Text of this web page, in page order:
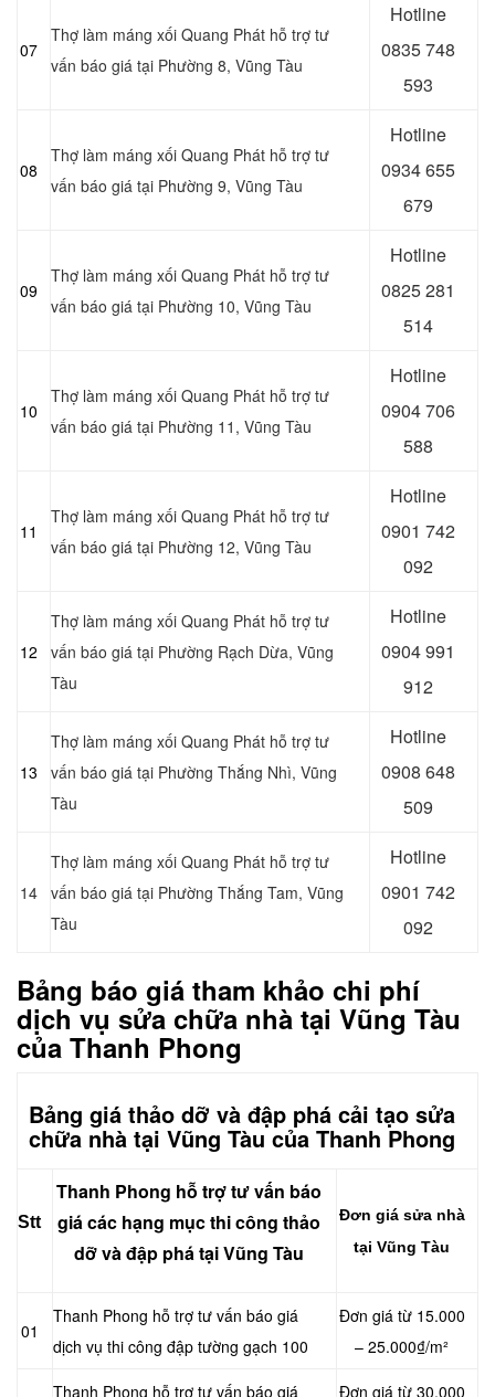
07
Thợ làm máng xối Quang Phát hỗ trợ tư
vấn báo giá tại Phường 8, Vũng Tàu
Hotline
0835 748
593
08
Thợ làm máng xối Quang Phát hỗ trợ tư
vấn báo giá tại Phường 9, Vũng Tàu
Hotline
0934 655
679
09
Thợ làm máng xối Quang Phát hỗ trợ tư
vấn báo giá tại Phường 10, Vũng Tàu
Hotline
0825 281
514
10
Thợ làm máng xối Quang Phát hỗ trợ tư
vấn báo giá tại Phường 11, Vũng Tàu
Hotline
0904 706
588
11
Thợ làm máng xối Quang Phát hỗ trợ tư
vấn báo giá tại Phường 12, Vũng Tàu
Hotline
0901 742
092
12
Thợ làm máng xối Quang Phát hỗ trợ tư
vấn báo giá tại Phường Rạch Dừa, Vũng
Tàu
Hotline
0904 991
912
13
Thợ làm máng xối Quang Phát hỗ trợ tư
vấn báo giá tại Phường Thắng Nhì, Vũng
Tàu
Hotline
0908 648
509
14
Thợ làm máng xối Quang Phát hỗ trợ tư
vấn báo giá tại Phường Thắng Tam, Vũng
Tàu
Hotline
0901 742
092
Bảng báo giá tham khảo chi phí
dịch vụ sửa chữa nhà tại Vũng Tàu
của Thanh Phong
Bảng giá thảo dỡ và đập phá cải tạo sửa
chữa nhà tại Vũng Tàu của Thanh Phong
Stt
Thanh Phong hỗ trợ tư vấn báo
giá các hạng mục thi công thảo
dỡ và đập phá tại Vũng Tàu
Đơn giá sửa nhà
tại Vũng Tàu
01
Thanh Phong hỗ trợ tư vấn báo giá
dịch vụ thi công đập tường gạch 100
Đơn giá từ 15.000
– 25.000₫/m²
Thanh Phong hỗ trợ tư vấn báo giá Đơn giá từ 30.000